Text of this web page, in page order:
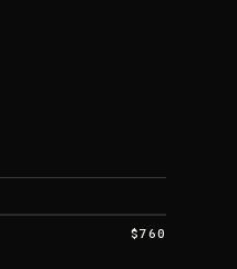
$760